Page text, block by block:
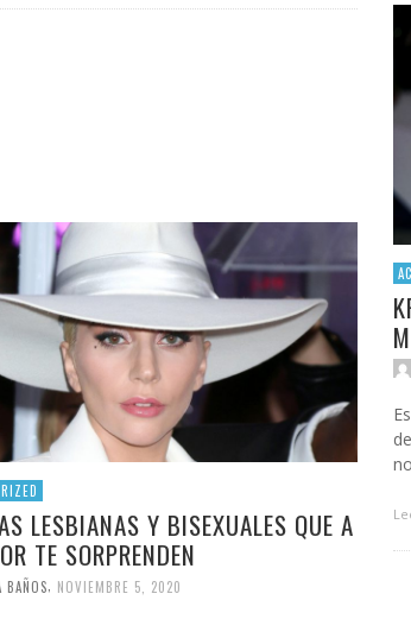
LESBIANAS Y BISEXUALES QUE A
TE SORPRENDEN
BAÑOS NOVIEMBRE 5, 2020